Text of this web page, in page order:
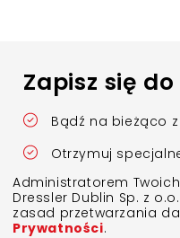
Zapisz się do
Bądź na bieżąco
Otrzymuj
Administratorem
Dressler Dublin Sp. z
zasad przetwarzania
Prywatności.